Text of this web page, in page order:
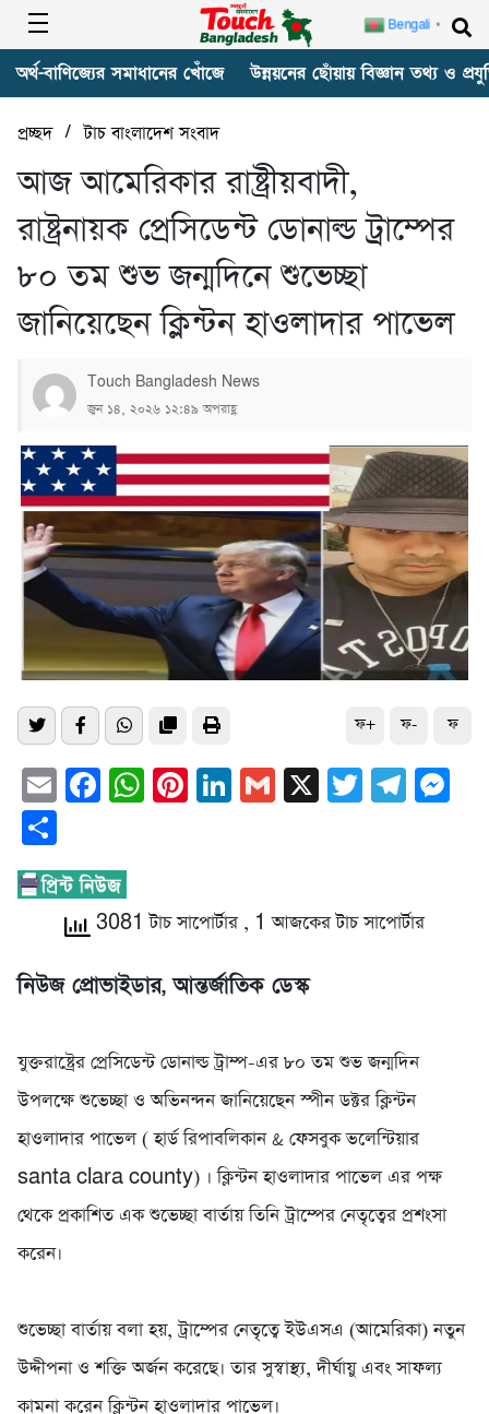
অর্থ-বাণিজ্যের সমাধানের খোঁজে উন্নয়নের ছোঁয়ায় বিজ্ঞান তথ্য ও
প্রচ্ছদ/টাচ বাংলাদেশ সংবাদ
‎আজ আমেরিকার রাষ্ট্রীয়বাদী,
রাষ্ট্রনায়ক প্রেসিডেন্ট ডোনাল্ড ট্রাম্পের
৮০ তম শুভ জন্মদিনে শুভেচ্ছা
জানিয়েছেন ক্লিন্টন হাওলাদার পাভেল
Touch Bangladesh News
জুন ১৪, ২০২৬ ১২:৪৯ অপরাহ্ণ
ফ+ ফ- ফ
EmailFacebook
WhatsApp
Pinterest
LinkedIn
Gmail
X Twitter
3081 টাচ সাপোর্টার , 1 আজকের টাচ সাপোর্টার
নিউজ প্রোভাইডার, আন্তর্জাতিক ডেস্ক
‎যুক্তরাষ্ট্রের প্রেসিডেন্ট ডোনাল্ড ট্রাম্প-এর ৮০ তম শুভ জন্মদিন
উপলক্ষে শুভেচ্ছা ও অভিনন্দন জানিয়েছেন স্পীন ডক্টর ক্লিন্টন
হাওলাদার পাভেল ( হার্ড রিপাবলিকান & ফেসবুক ভলেন্টিয়ার
santa clara county) । ক্লিন্টন হাওলাদার পাভেল এর পক্ষ
থেকে প্রকাশিত এক শুভেচ্ছা বার্তায় তিনি ট্রাম্পের নেতৃত্বের প্রশংসা
করেন।
‎শুভেচ্ছা বার্তায় বলা হয়, ট্রাম্পের নেতৃত্বে ইউএসএ (আমেরিকা) নতুন
উদ্দীপনা ও শক্তি অর্জন করেছে। তার সুস্বাস্থ্য, দীর্ঘায়ু এবং সাফল্য
কামনা করেন ক্লিন্টন হাওলাদার পাভেল।
Bengali ▼